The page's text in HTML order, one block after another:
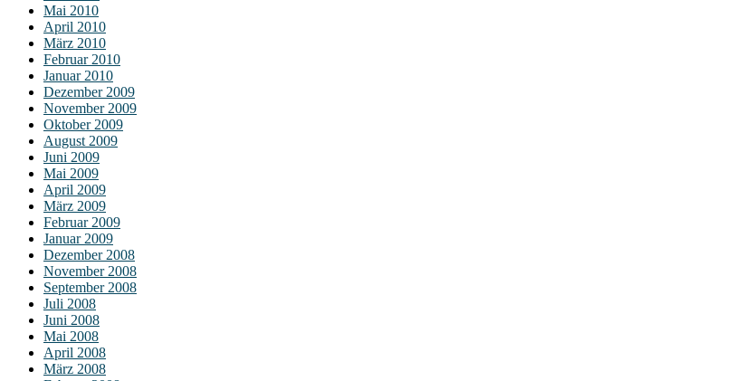
Mai 2010
April 2010
März 2010
Februar 2010
Januar 2010
Dezember 2009
November 2009
Oktober 2009
August 2009
Juni 2009
Mai 2009
April 2009
März 2009
Februar 2009
Januar 2009
Dezember 2008
November 2008
September 2008
Juli 2008
Juni 2008
Mai 2008
April 2008
März 2008